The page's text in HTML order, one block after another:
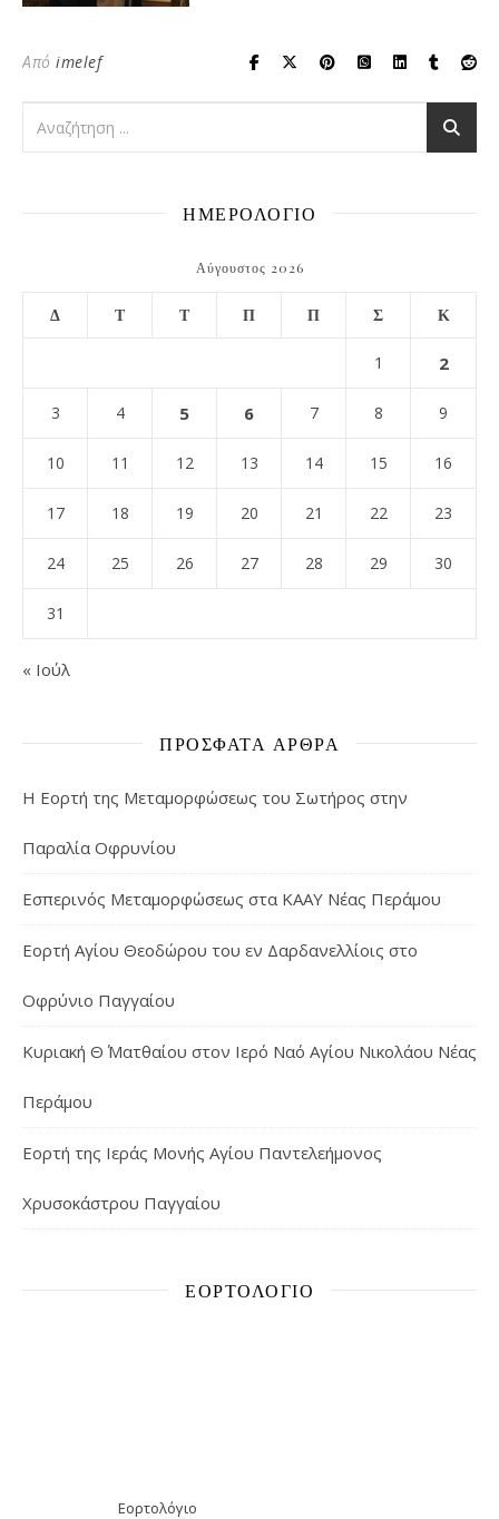
Από imelef
ΗΜΕΡΟΛΟΓΙΟ
Αύγουστος 2026
Δ Τ Τ Π Π Σ Κ
1 2
3 4 5 6 7 8 9
10 11 12 13 14 15 16
17 18 19 20 21 22 23
24 25 26 27 28 29 30
31
« Ιούλ
ΠΡΌΣΦΑΤΑ ΆΡΘΡΑ
Η Εορτή της Μεταμορφώσεως του Σωτήρος στην
Παραλία Οφρυνίου
Εσπερινός Μεταμορφώσεως στα ΚΑΑΥ Νέας Περάμου
Εορτή Αγίου Θεοδώρου του εν Δαρδανελλίοις στο
Οφρύνιο Παγγαίου
Κυριακή Θ΄ Ματθαίου στον Ιερό Ναό Αγίου Νικολάου Νέας
Περάμου
Εορτή της Ιεράς Μονής Αγίου Παντελεήμονος
Χρυσοκάστρου Παγγαίου
ΕΟΡΤΟΛΌΓΙΟ
Εορτολόγιο